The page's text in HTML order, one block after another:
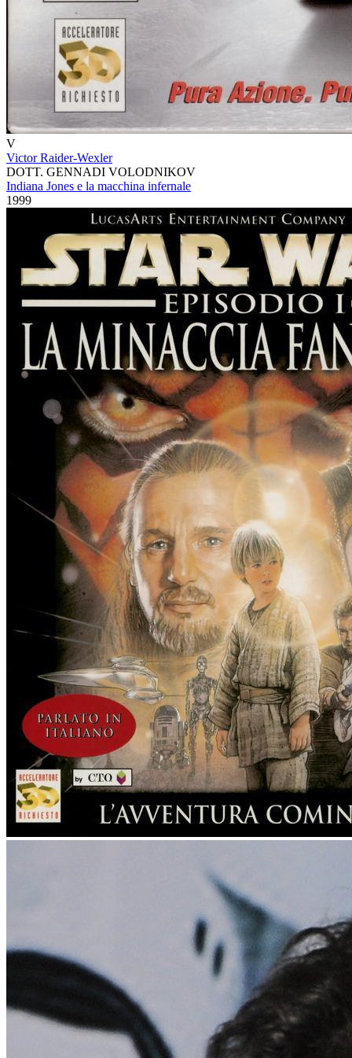
V
Victor Raider-Wexler
DOTT. GENNADI VOLODNIKOV
Indiana Jones e la macchina infernale
1999